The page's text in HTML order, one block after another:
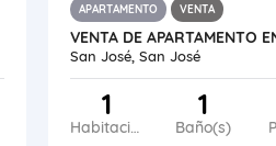
APARTAMENTO VENTA
San José, San José
1
Habitaciones
1
Baño(s)